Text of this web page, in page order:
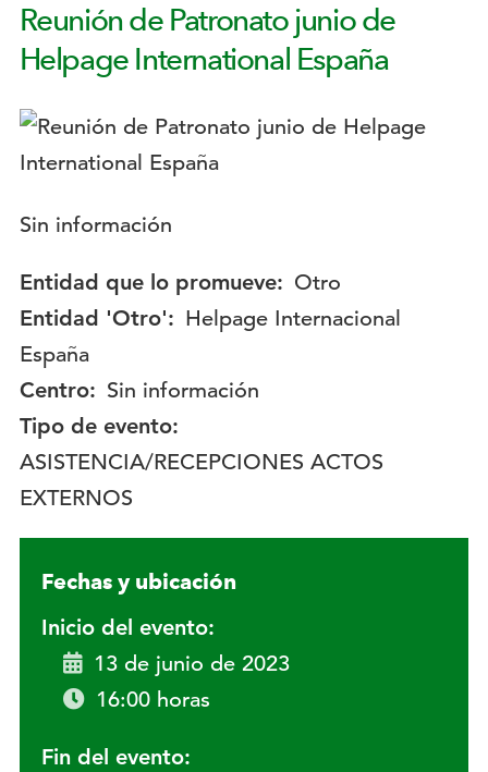
Reunión de Patronato junio de
Helpage International España
Logotipo:
Descripción:
Sin información
Entidad que lo promueve: Otro
Entidad 'Otro': Helpage Internacional
España
Centro: Sin información
Tipo de evento:
ASISTENCIA/RECEPCIONES ACTOS
EXTERNOS
Fechas y ubicación
Inicio del evento:
13 de junio de 2023
16:00 horas
Fin del evento: